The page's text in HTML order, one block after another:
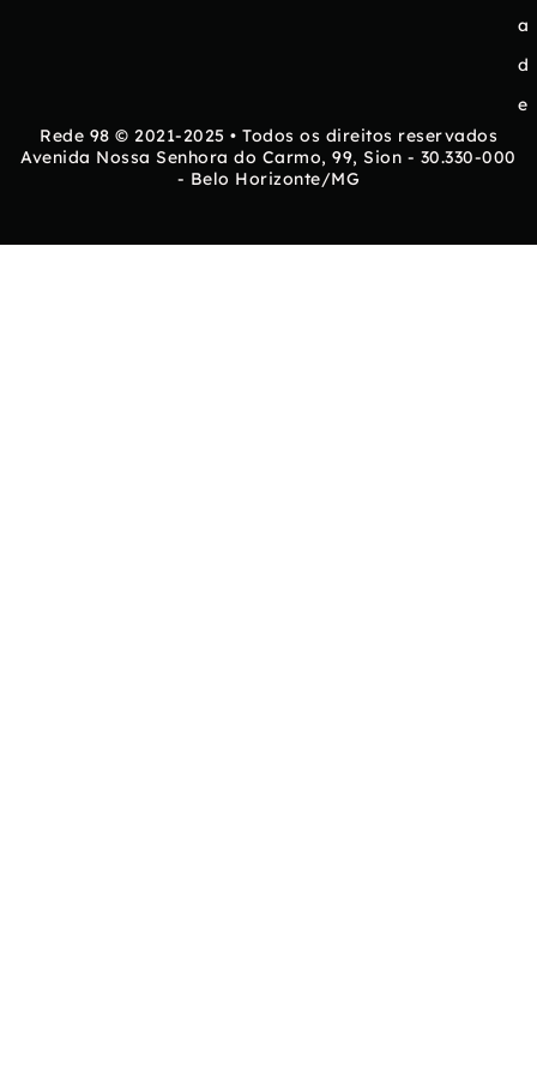
a
d
e
Rede 98 © 2021-2025 • Todos os direitos reservados
Avenida Nossa Senhora do Carmo, 99, Sion - 30.330-000
- Belo Horizonte/MG